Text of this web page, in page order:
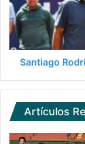
Santiago
Artículos